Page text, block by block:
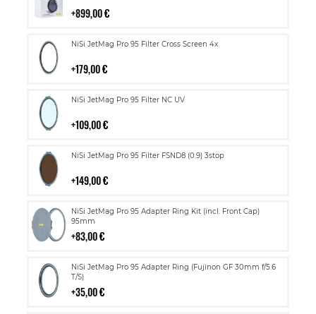
899,00 €
NiSi JetMag Pro 95 Filter Cross Screen 4x
179,00 €
Lisää
NiSi JetMag Pro 95 Filter NC UV
109,00 €
Lisää
NiSi JetMag Pro 95 Filter FSND8 (0.9) 3stop
149,00 €
Lisää
NiSi JetMag Pro 95 Adapter Ring Kit (incl. Front Cap)
95mm
83,00 €
Lisää
ostoskoriin
NiSi JetMag Pro 95 Adapter Ring (Fujinon GF 30mm f/5.6
T/S)
35,00 €
Lisää
ostoskoriin